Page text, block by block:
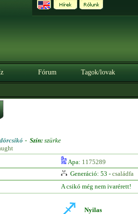
Fórum Tagok/lovak
- Szín: szürke
Apa: 1175289
Generáció: 53 - családfa
A csikó még nem ivarérett!
Nyilas